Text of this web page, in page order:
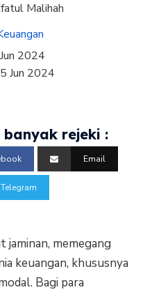
Malihah
2024
Jun 2024
rejeki :
Email
Telegram
jaminan, memegang
keuangan, khususnya
Bagi para